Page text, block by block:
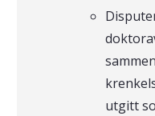
utgitt